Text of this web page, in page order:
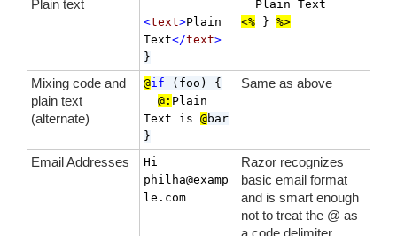
Plain text
<text>Plain
Text</text>
}
<% } %>
Mixing code and
plain text
(alternate)
@if (foo) {
@: Plain
Text is @bar
}
Same as above
Email Addresses
Hi
philha@examp
le.com
Razor recognizes
basic email format
and is smart enough
not to treat the @ as
a code delimiter